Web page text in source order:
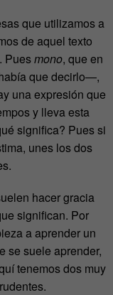
que utilizamos a
de aquel texto
Puesmono, que en
que decirlo—,
una expresión que
y lleva esta
significa? Pues si
unes los dos
hacer gracia
significan. Por
a aprender un
se suele aprender,
tenemos dos muy